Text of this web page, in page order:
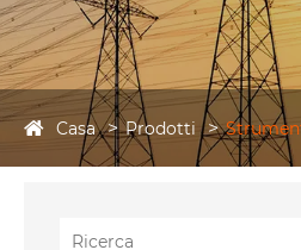
Casa Prodotti